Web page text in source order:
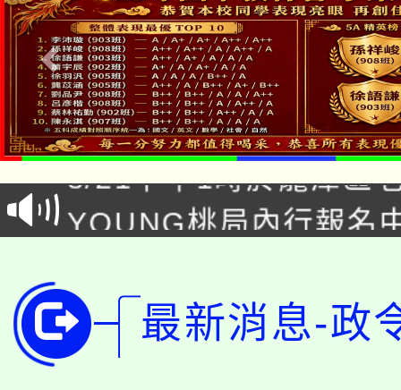
「本色祭」8/29、30在
場熱烈登場!
8/21下午1時於龍潭區
徵才活動。
YOUNG桃局內行報名
開!
115年桃園市運動會8/
田徑場及游泳池舉行。
桃園市低收入戶享有免
最新消息-政